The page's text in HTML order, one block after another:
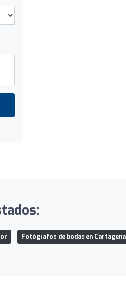
Fotógrafos de bodas en Cartagena